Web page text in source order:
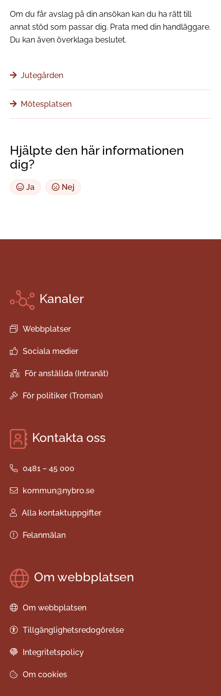
Om du får avslag på din ansökan kan du ha rätt till
annat stöd som passar dig. Prata med din handläggare.
Du kan även överklaga beslutet.
Jutegården
Mötesplatsen
Hjälpte den här informationen
dig?
Ja Nej
Kanaler
Webbplatser
Sociala medier
För anställda (Intranät)
För politiker (Troman)
Kontakta oss
0481 – 45 000
kommun@nybro.se
Alla kontaktuppgifter
Felanmälan
Om webbplatsen
Om webbplatsen
Tillgänglighetsredogörelse
Integritetspolicy
Om cookies